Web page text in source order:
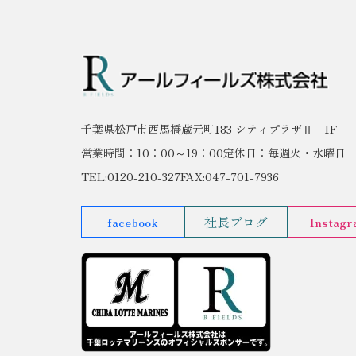
千葉県松戸市西馬橋蔵元町183 シティプラザⅡ 1F
営業時間：10：00～19：00定休日：毎週火・水曜日
TEL:0120-210-327FAX:047-701-7936
facebook 社長ブログ